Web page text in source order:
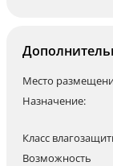
Место
Назначение:
Класс
Возможность